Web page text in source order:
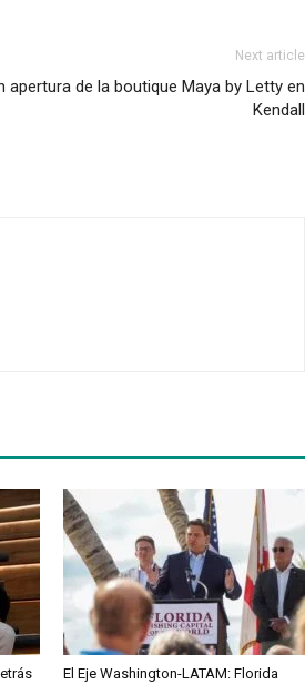
Next article
apertura de la boutique Maya by Letty en
Kendall
El Eje Washington-LATAM: Florida